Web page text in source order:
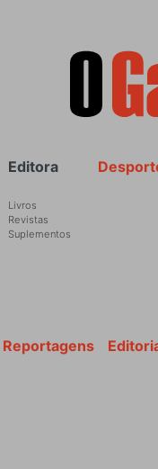
Rodapé
Editora
Livros
Revistas
Suplementos
Reportagens